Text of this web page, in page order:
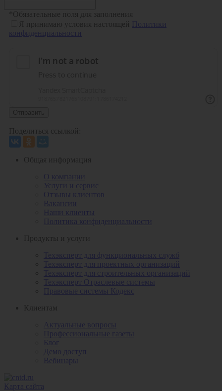
Обязательные поля для заполнения
Я принимаю условия настоящей Политики
конфиденциальности
Поделиться ссылкой:
Общая информация
О компании
Услуги и сервис
Отзывы клиентов
Вакансии
Наши клиенты
Политика конфиденциальности
Продукты и услуги
Техэксперт для функциональных служб
Техэксперт для проектных организаций
Техэксперт для строительных организаций
Техэксперт Отраслевые системы
Правовые системы Кодекс
Клиентам
Актуальные вопросы
Профессиональные газеты
Блог
Демо доступ
Вебинары
Карта сайта